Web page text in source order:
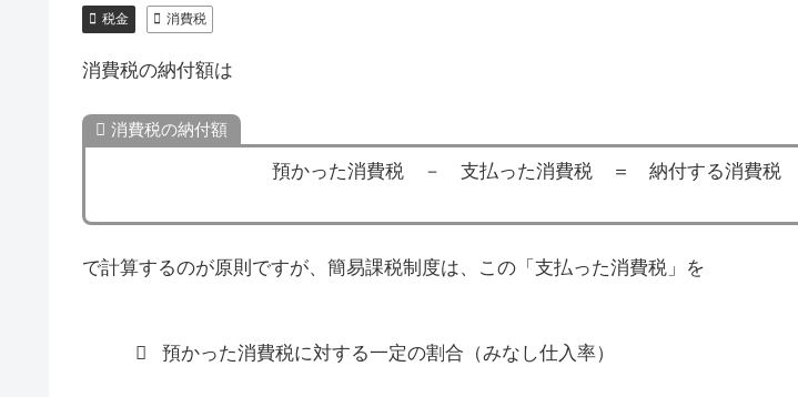
税金 消費税
消費税の納付額は
消費税の納付額
預かった消費税 － 支払った消費税 ＝ 納付する消費税
で計算するのが原則ですが、簡易課税制度は、この「支払った消費税」を
預かった消費税に対する一定の割合（みなし仕入率）